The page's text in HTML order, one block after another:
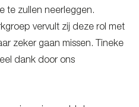
te zullen neerleggen.
vervult zij deze rol met
zeker gaan missen. Tineke
dank door ons